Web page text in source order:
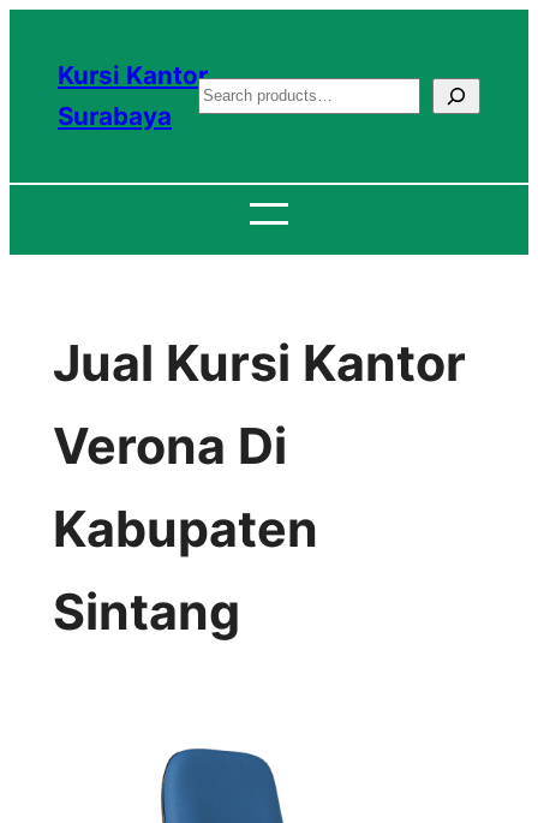
konten
Kursi Kantor
Surabaya
S
a
c
Jual Kursi Kantor
Verona Di
Kabupaten
Sintang